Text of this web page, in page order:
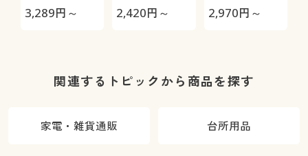
ト
3,289円～
ンマット
2,420円～
2,970円～
関連するトピックから商品を探す
家電・雑貨通販 台所用品